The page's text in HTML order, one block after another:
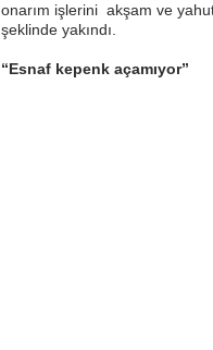
onarım işlerini akşam ve
şeklinde yakındı.
“Esnaf kepenk açamıyor”